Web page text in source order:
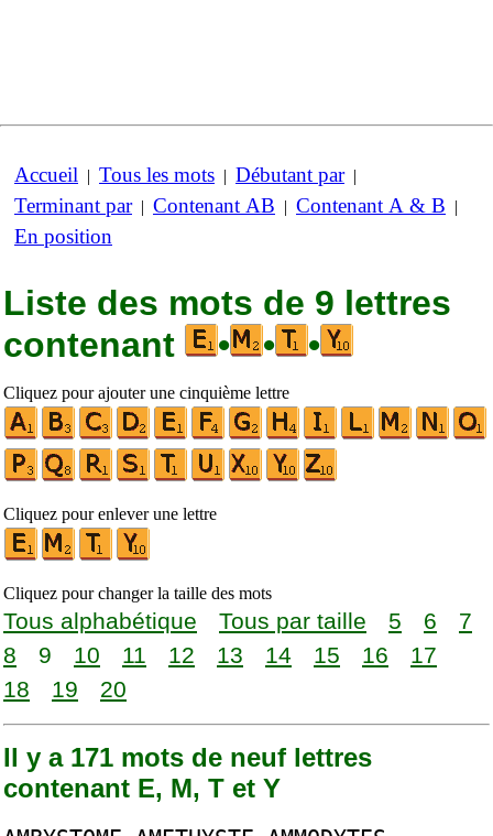
Accueil | Tous les mots | Débutant par|
Terminant par| Contenant AB | Contenant A & B |
En position
Liste des mots de 9 lettres
contenant
• • •
Cliquez pour ajouter une cinquième lettre
Cliquez pour enlever une lettre
Cliquez pour changer la taille des mots
Tous alphabétique Tous par taille 5 6
7
8
9 10 11 12 13 14 15 16
17
18
19 20
Il y a 171 mots de neuf lettres
contenant E, M, T et Y